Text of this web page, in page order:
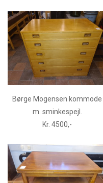
Børge Mogensen kommode
m. sminkespejl.
Kr. 4500,-